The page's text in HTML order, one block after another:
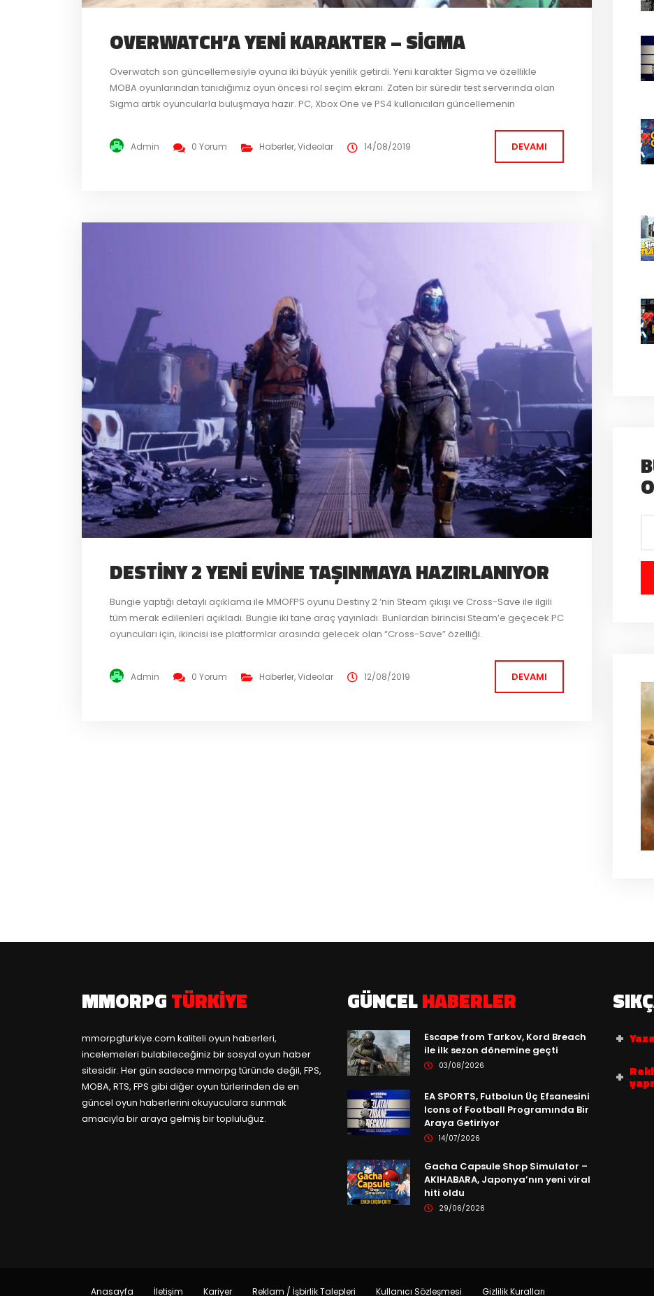
OVERWATCH’A YENI KARAKTER – SIGMA
Overwatch son güncellemesiyle oyuna iki büyük yenilik getirdi. Yeni karakter Sigma ve özellikle
MOBA oyunlarından tanıdığımız oyun öncesi rol seçim ekranı. Zaten bir süredir test serverında olan
Sigma artık oyuncularla buluşmaya hazır. PC, Xbox One ve PS4 kullanıcıları güncellemenin
yetenekleri mevcut. Yer çekimini...
Admin 0 Yorum Haberler,Videolar 14/08/2019 DEVAMI
DESTINY 2 YENI EVINE TAŞINMAYA HAZIRLANIYOR
Bungie yaptığı detaylı açıklama ile MMOFPS oyunu Destiny 2 ‘nin Steam çıkışı ve Cross-Save ile ilgili
tüm merak edilenleri açıkladı. Bungie iki tane araç yayınladı. Bunlardan birincisi Steam’e geçecek PC
oyuncuları için, ikincisi ise platformlar arasında gelecek olan “Cross-Save” özelliği.
oynayanların Steam...
Admin 0 Yorum Haberler,Videolar 12/08/2019 DEVAMI
MMORPGTÜRKIYE
mmorpgturkiye.com kaliteli oyun haberleri,
incelemeleri bulabileceğiniz bir sosyal oyun haber
sitesidir. Her gün sadece mmorpg türünde değil, FPS,
MOBA, RTS, FPS gibi diğer oyun türlerinden de en
güncel oyun haberlerini okuyuculara sunmak
amacıyla bir araya gelmiş bir topluluğuz.
GÜNCELHABERLER
Escape from Tarkov, Kord Breach
ile ilk sezon dönemine geçti
03/08/2026
EA SPORTS, Futbolun Üç Efsanesini
Icons of Football Programında Bir
Araya Getiriyor
14/07/2026
Gacha Capsule Shop Simulator –
AKIHABARA, Japonya’nın yeni viral
hiti oldu
29/06/2026
Anasayfa İletişim Kariyer Reklam / İşbirlik Talepleri Kullanıcı Sözleşmesi Gizlilik Kuralları